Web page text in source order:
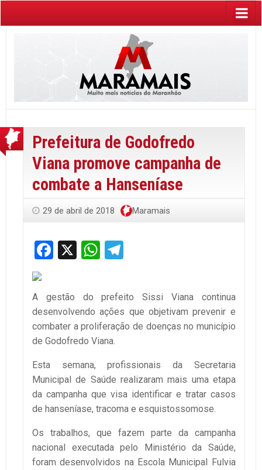
Prefeitura de Godofredo
Viana promove campanha de
combate a Hanseníase
29 de abril de 2018 Maramais
Facebook
X WhatsApp
A gestão do prefeito Sissi Viana continua
desenvolvendo ações que objetivam prevenir e
combater a proliferação de doenças no município
de Godofredo Viana.
Esta semana, profissionais da Secretaria
Municipal de Saúde realizaram mais uma etapa
da campanha que visa identificar e tratar casos
de hanseníase, tracoma e esquistossomose.
Os trabalhos, que fazem parte da campanha
nacional executada pelo Ministério da Saúde,
foram desenvolvidos na Escola Municipal Fulvia